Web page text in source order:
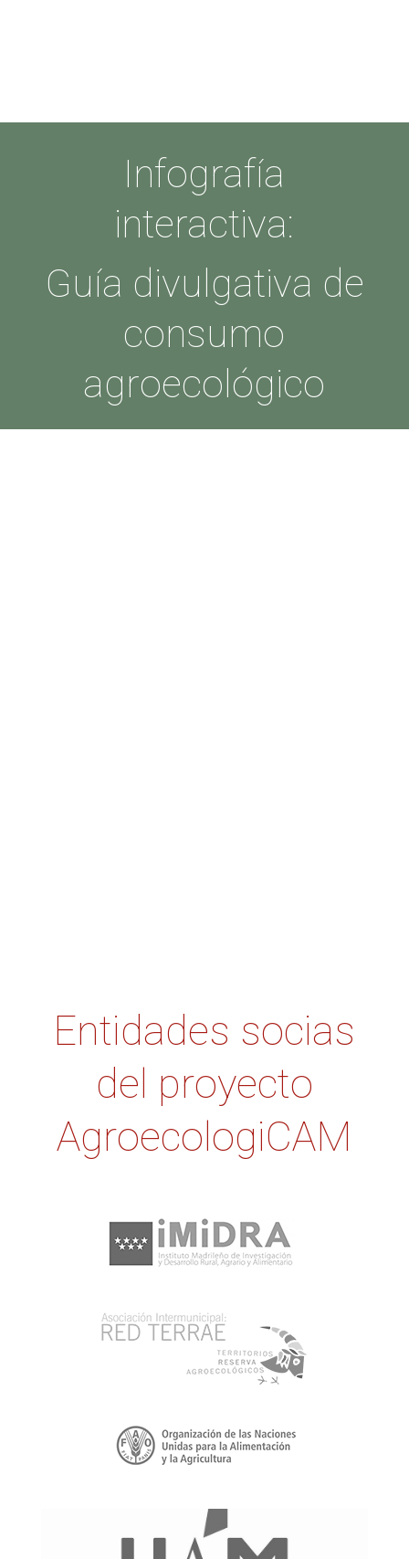
Infografía
interactiva:
Guía divulgativa de
consumo
agroecológico
Entidades socias
del proyecto
AgroecologiCAM